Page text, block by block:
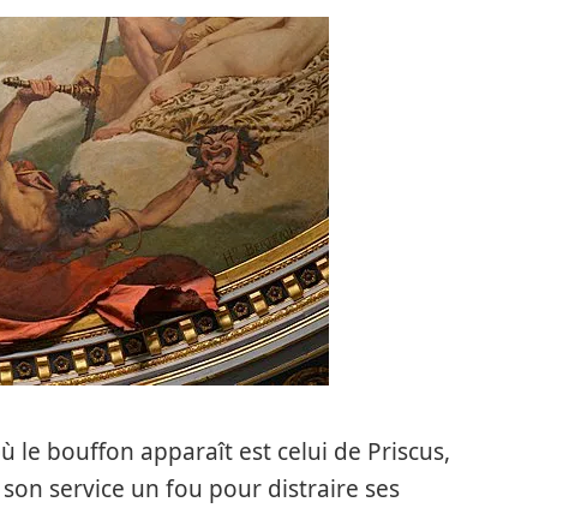
le bouffon apparaît est celui de Priscus,
service un fou pour distraire ses